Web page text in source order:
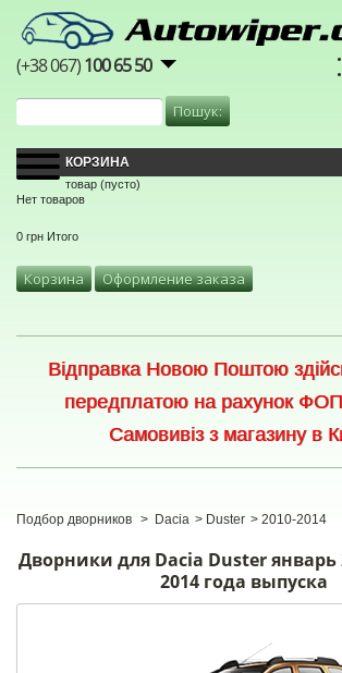
(+38 067)100 65 50
КОРЗИНА
товар (пусто)
Нет товаров
0 грн Итого
Корзина Оформление заказа
Відправка Новою Поштою
передплатою на рахунок
Самовивіз з магазину в
Подбор дворников > Dacia > Duster > 2010-2014
Дворники для Dacia Duster январь
2014 года выпуска